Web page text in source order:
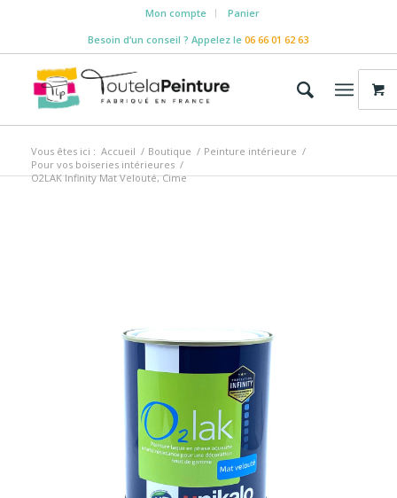
Mon compte
Panier
Besoin d‘un conseil ? Appelez le06 66 01 62 63
Vous êtes ici : Accueil / Boutique / Peinture intérieure /
Pour vos boiseries intérieures /
O2LAK Infinity Mat Velouté, Cime